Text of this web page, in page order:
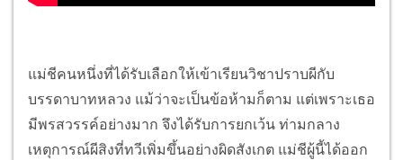
แม่ชีคนหนึ่งที่ได้รับเลือกให้เข้าเรียนวิชาปราบผีกับ
บรรดาบาทหลวง แม้ว่าจะเป็นข้อห้ามก็ตาม แต่เพราะเธอ
มีพรสวรรค์อย่างมาก จึงได้รับการยกเว้น ท่ามกลาง
เหตุการณ์ผีสิงที่ทวีเพิ่มขึ้นอย่างผิดสังเกต แม่ชีผู้นี้ได้ออก